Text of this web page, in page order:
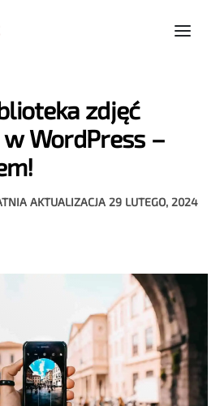
zdjęć
WordPress –
AKTUALIZACJA 29 LUTEGO, 2024